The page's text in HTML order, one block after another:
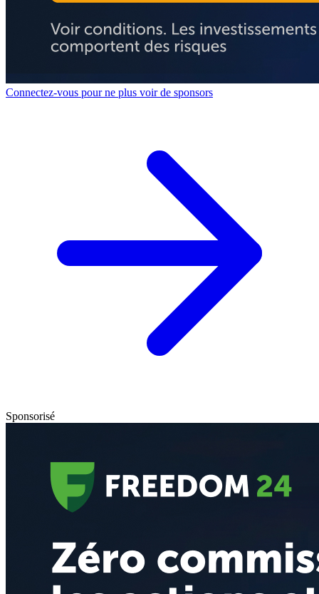
Connectez-vous pour ne plus voir de sponsors
Sponsorisé